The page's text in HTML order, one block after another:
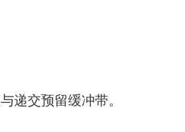
递交预留缓冲带。